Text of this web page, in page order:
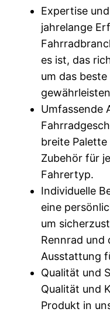
Expertise
jahrelange
es ist, das
um das
Umfassende
breite
Zubehör für
Fahrertyp.
Individuelle
eine
um
Rennrad und
Ausstattung
Qualität und
Qualität und
Produkt in